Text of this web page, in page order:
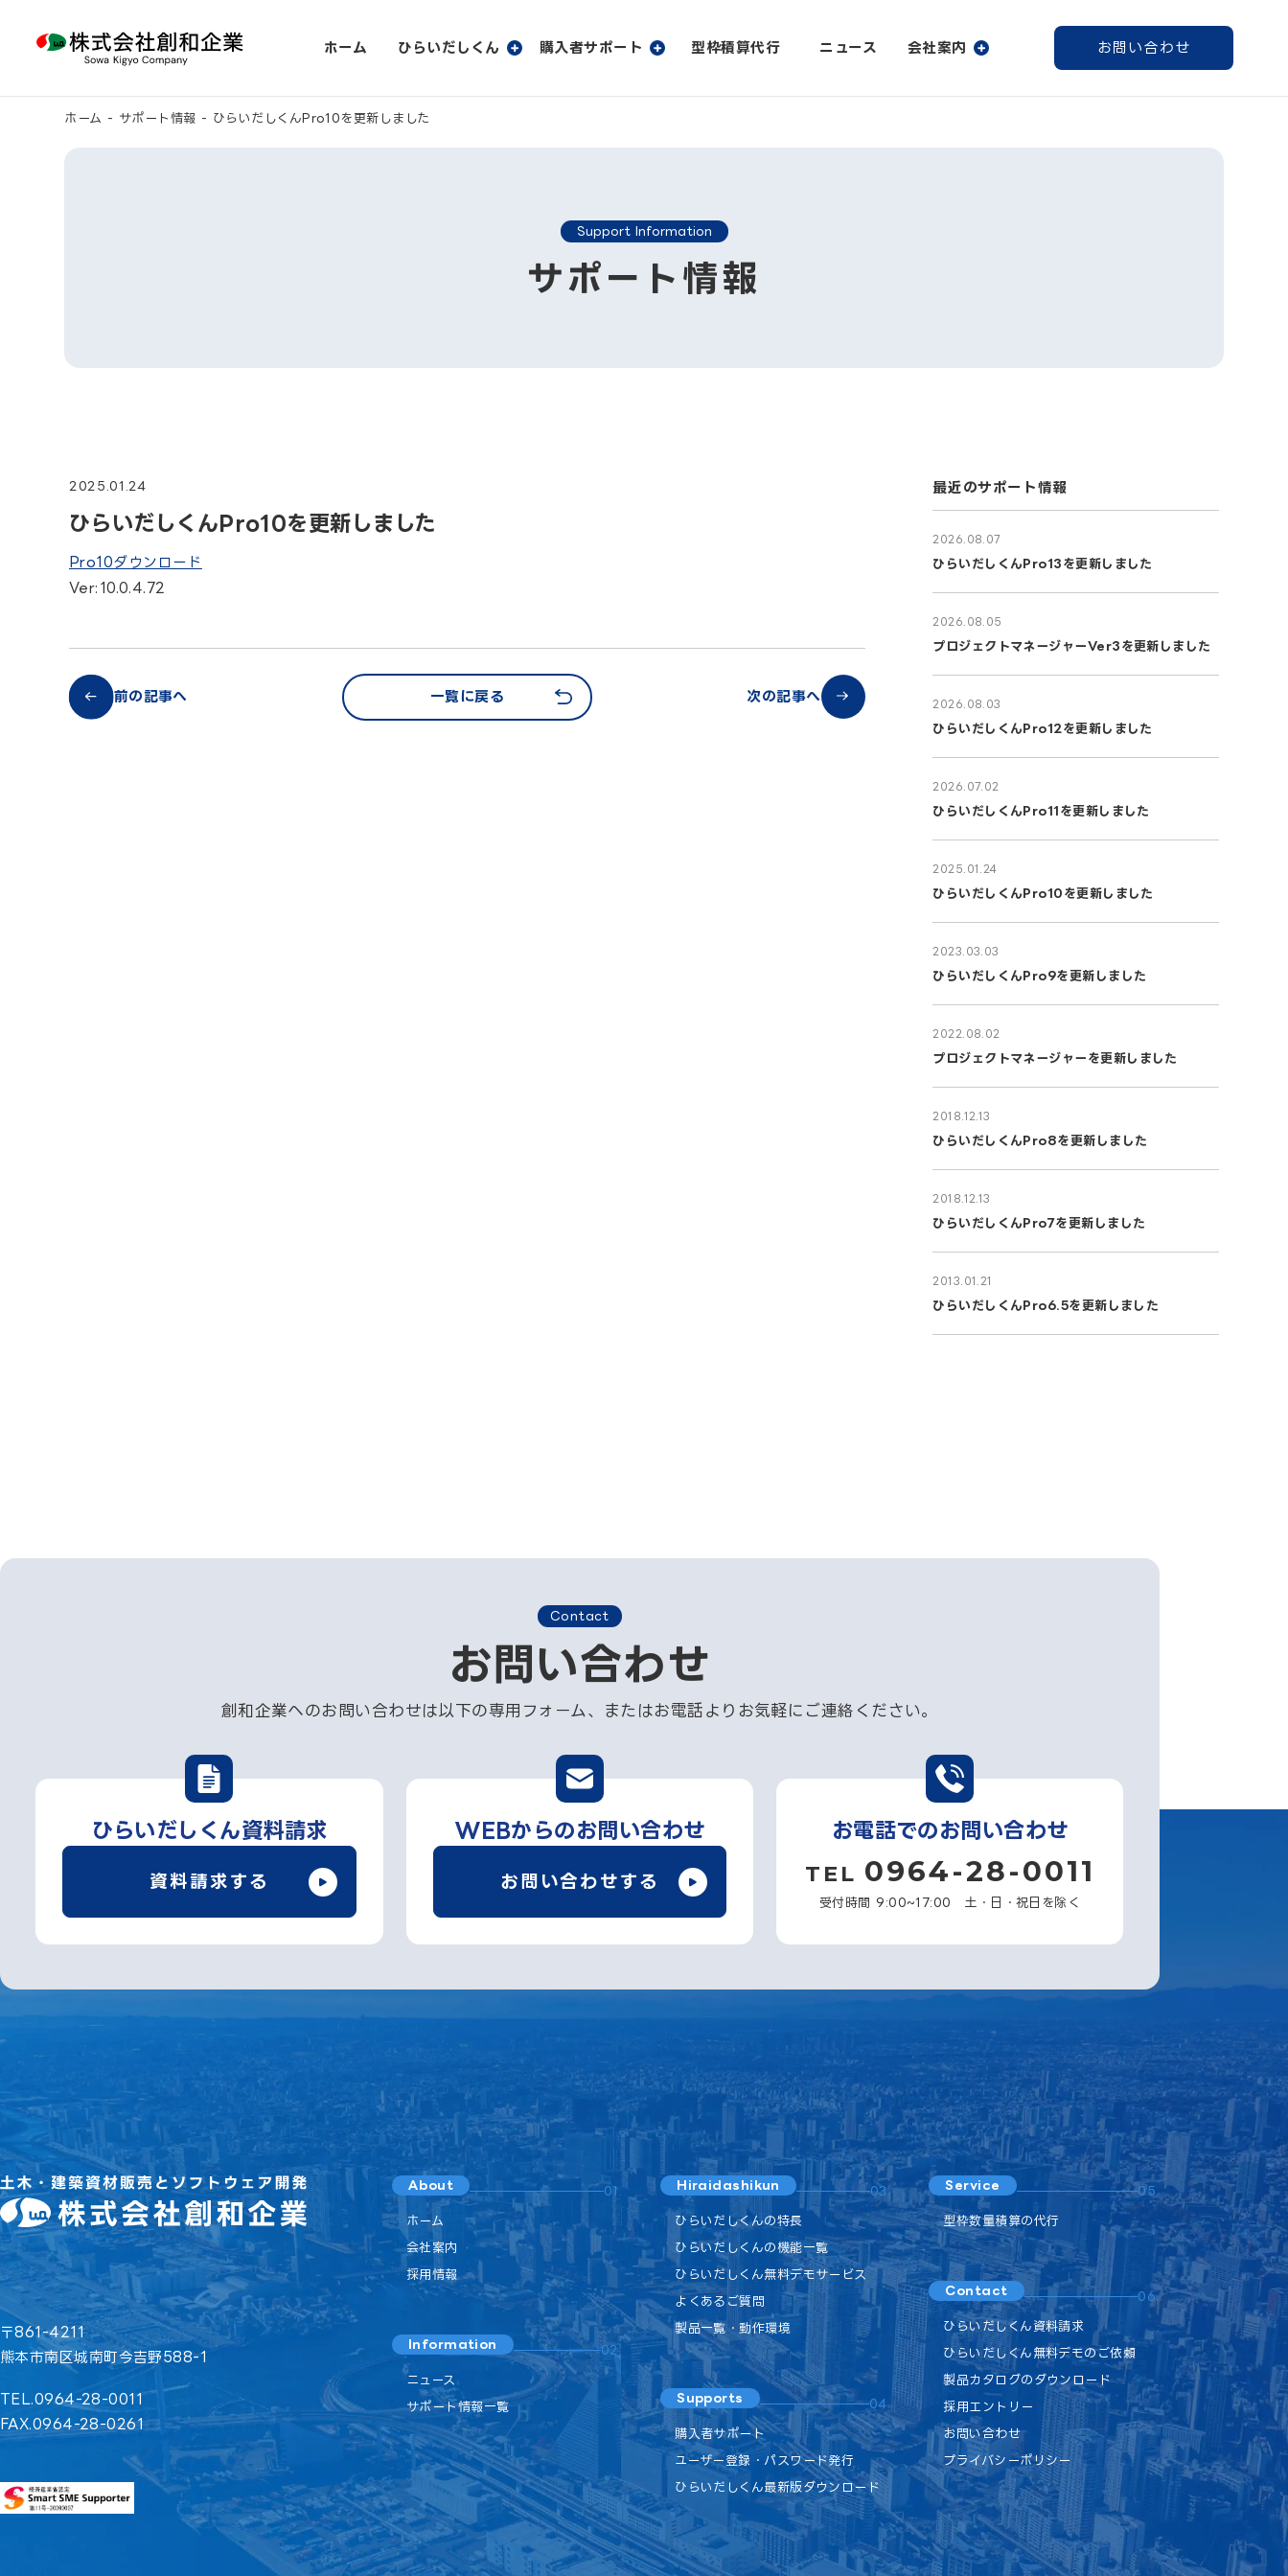
株式会社 創和企業
ホーム ひらいだしくん
ひらいだしくん
ひらいだしくん無料デモサービス よくあるご質問
製品カタログのダウンロード
購入者サポート
購入者サポート
ひらいだしくん最新版ダウンロード
型枠積算代行 ニュース 会社案内
会社案内
お問い合わせ
ホーム - サポート情報 - ひらいだしくんPro10を更新しました
Support Information
サポート情報
2025.01.24
ひらいだしくんPro10を更新しました
Pro10ダウンロード
Ver:10.0.4.72
前の記事へ 一覧に戻る 次の記事へ
最近のサポート情報
2026.08.07
ひらいだしくんPro13を更新しました
2026.08.05
プロジェクトマネージャーVer3を更新しました
2026.08.03
ひらいだしくんPro12を更新しました
2026.07.02
ひらいだしくんPro11を更新しました
2025.01.24
ひらいだしくんPro10を更新しました
2023.03.03
ひらいだしくんPro9を更新しました
2022.08.02
プロジェクトマネージャーを更新しました
2018.12.13
ひらいだしくんPro8を更新しました
2018.12.13
ひらいだしくんPro7を更新しました
2013.01.21
ひらいだしくんPro6.5を更新しました
Contact
お問い合わせ
創和企業へのお問い合わせは以下の専用フォーム、またはお電話よりお気軽にご連絡ください。
ひらいだしくん資料請求
資料請求する
WEBからのお問い合わせ
お問い合わせする
お電話でのお問い合わせ
TEL 0964-28-0011
受付時間 9:00~17:00 土・日・祝日を除く
About 01.
ホーム
会社案内
採用情報
Information 02.
ニュース
サポート情報一覧
Hiraidashikun 03.
ひらいだしくんの特長
ひらいだしくんの機能一覧
ひらいだしくん無料デモサービス
よくあるご質問
製品一覧・動作環境
Supports 04.
購入者サポート
ユーザー登録・パスワード発行
ひらいだしくん最新版ダウンロード
Service 05.
型枠数量積算の代行
Contact 06.
ひらいだしくん資料請求
ひらいだしくん無料デモのご依頼
製品カタログのダウンロード
採用エントリー
お問い合わせ
プライバシーポリシー
〒861-4211
熊本市南区城南町今吉野588-1
TEL.0964-28-0011
FAX.0964-28-0261